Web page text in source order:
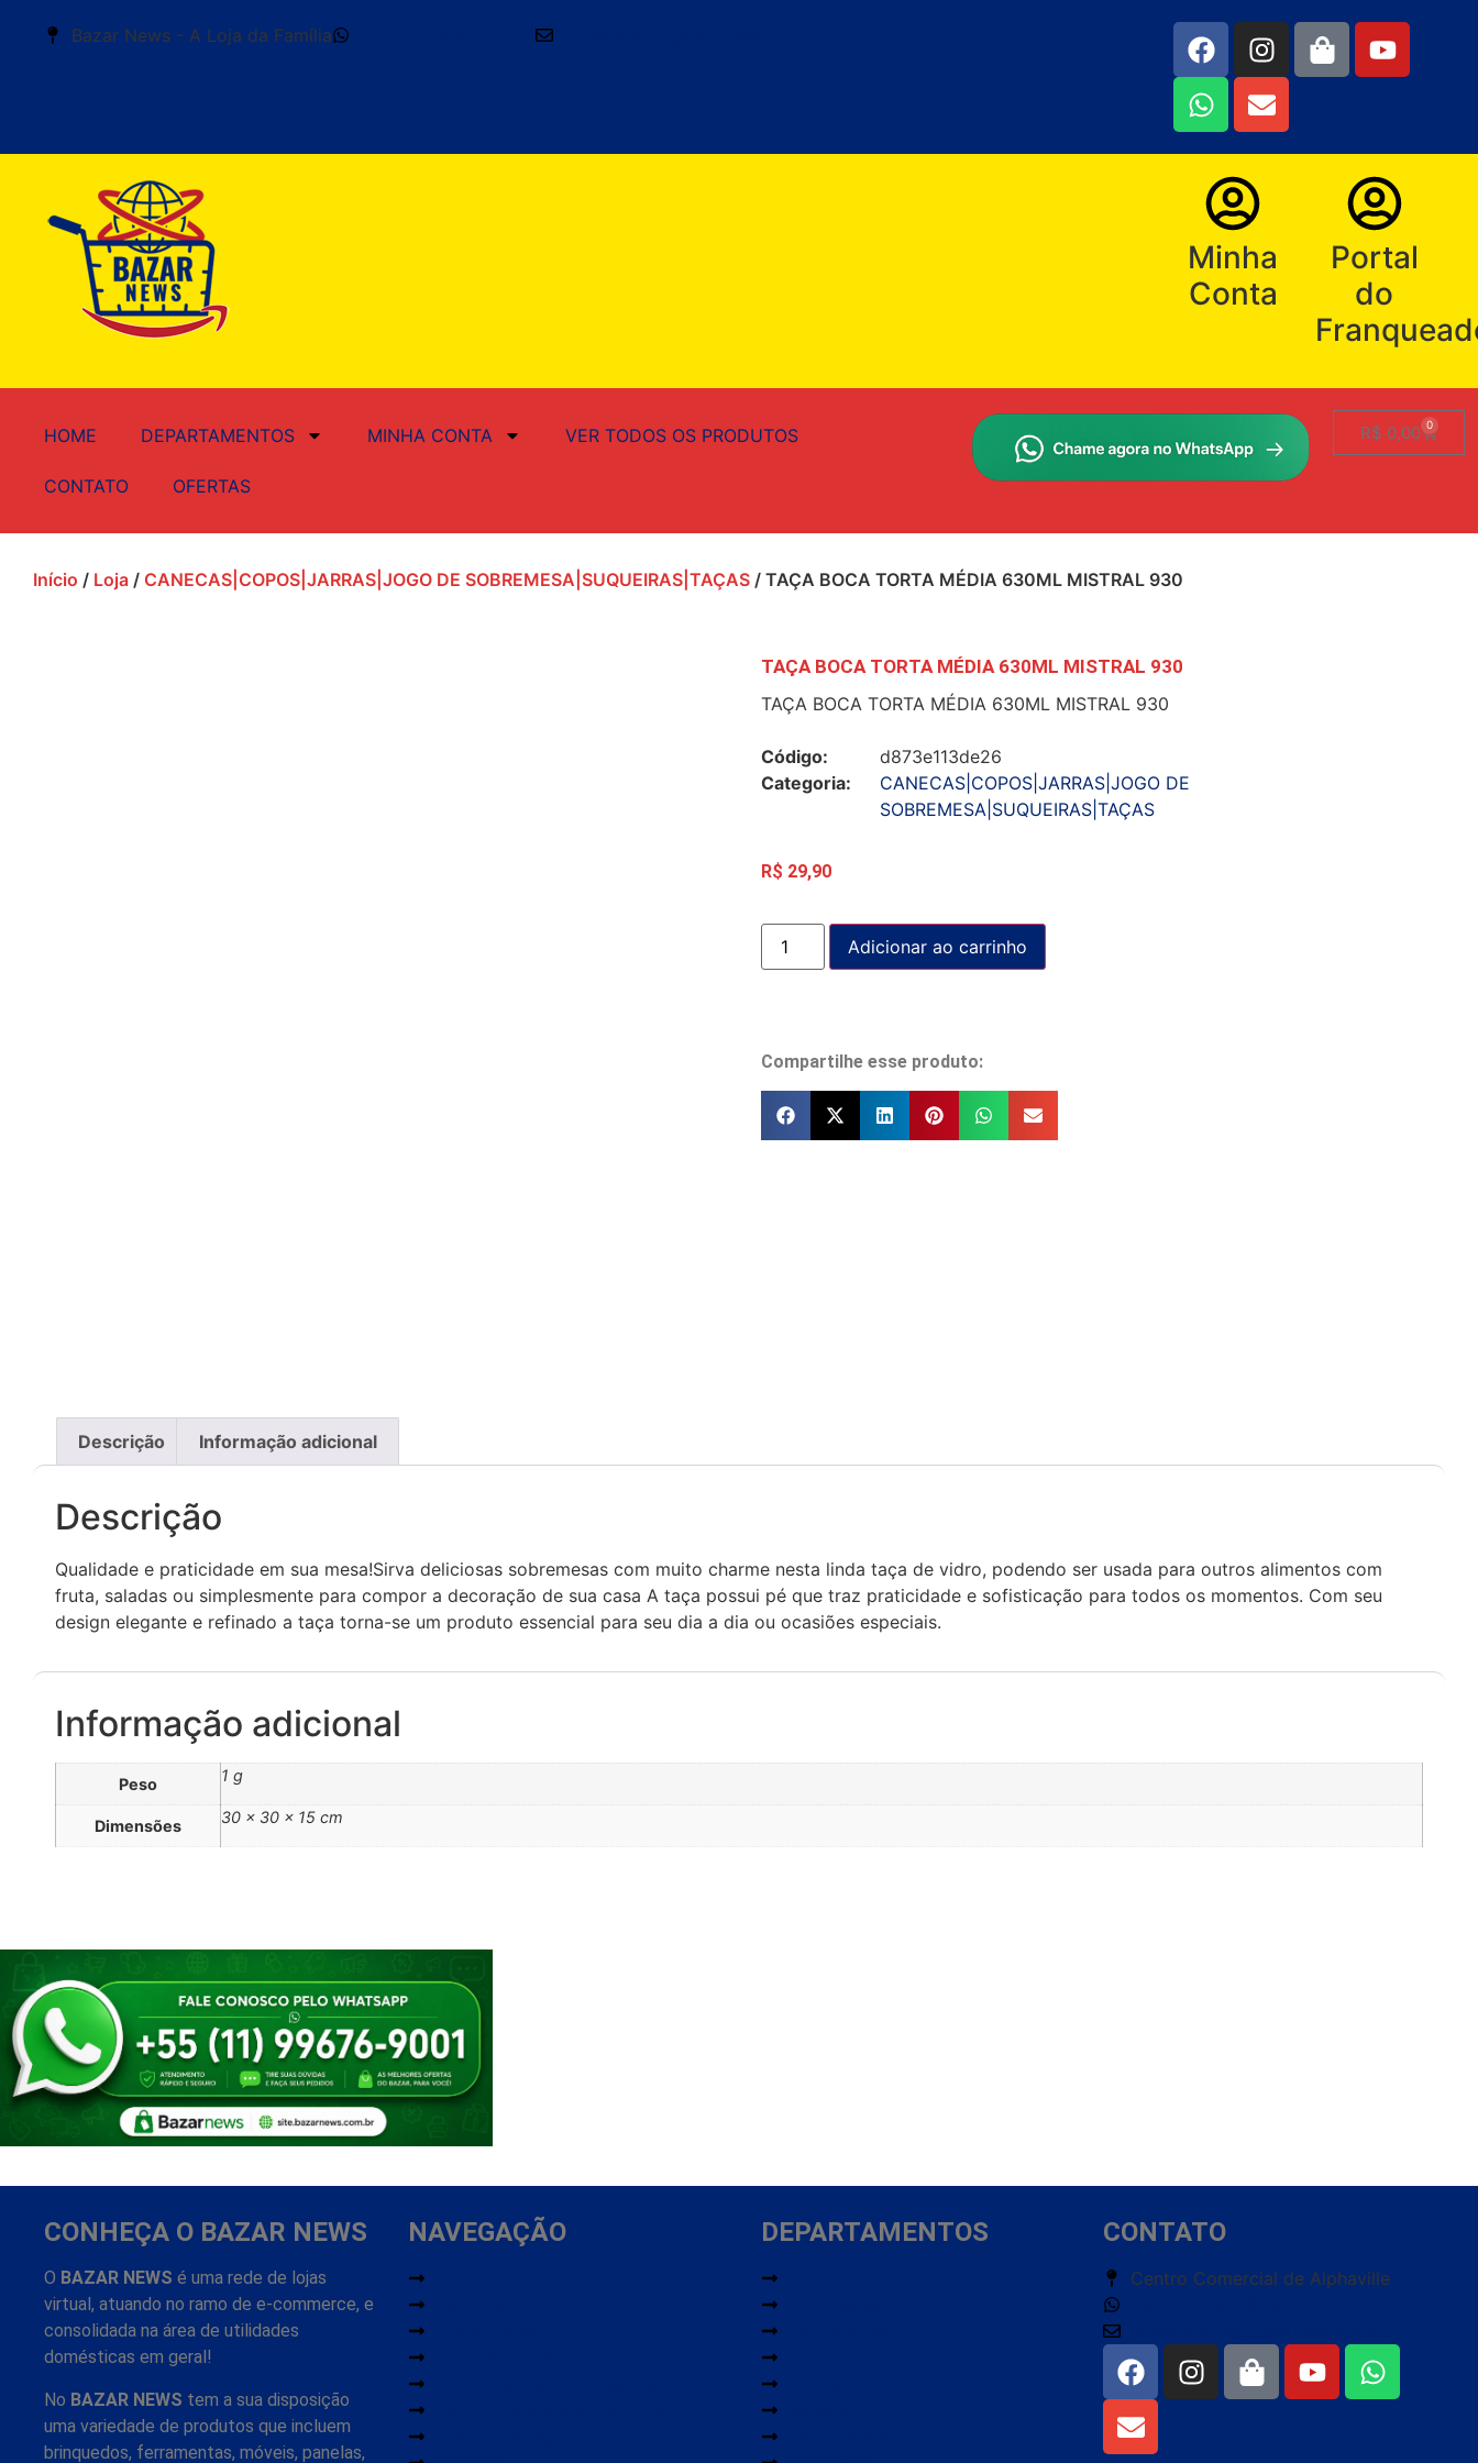
Bazar News - A Loja da Família
Minha
Conta
Portal
do
HOME DEPARTAMENTOS MINHA CONTA VER TODOS OS PRODUTOS
CONTATO OFERTAS
R$ 0,00 0
Início / Loja / CANECAS|COPOS|JARRAS|JOGO DE SOBREMESA|SUQUEIRAS|TAÇAS / TAÇA BOCA TORTA MÉDIA 630ML MISTRAL 930
TAÇA BOCA TORTA MÉDIA 630ML MISTRAL 930
TAÇA BOCA TORTA MÉDIA 630ML MISTRAL 930
Código:
d873e113de26
Categoria:
CANECAS|COPOS|JARRAS|JOGO DE
SOBREMESA|SUQUEIRAS|TAÇAS
R$ 29,90
Adicionar ao carrinho
Compartilhe esse produto:
Descrição Informação adicional
Descrição
Qualidade e praticidade em sua mesa!Sirva deliciosas sobremesas com muito charme nesta linda taça de vidro, podendo ser usada para outros alimentos com
fruta, saladas ou simplesmente para compor a decoração de sua casa A taça possui pé que traz praticidade e sofisticação para todos os momentos. Com seu
design elegante e refinado a taça torna-se um produto essencial para seu dia a dia ou ocasiões especiais.
Informação adicional
Peso 1 g
Dimensões 30 × 30 × 15 cm
CONHEÇA O BAZAR NEWS
O BAZAR NEWS é uma rede de lojas
virtual, atuando no ramo de e-commerce, e
consolidada na área de utilidades
domésticas em geral!
No BAZAR NEWS tem a sua disposição
uma variedade de produtos que incluem
brinquedos, ferramentas, móveis, panelas,
NAVEGAÇÃO DEPARTAMENTOS CONTATO
Centro Comercial de Alphaville